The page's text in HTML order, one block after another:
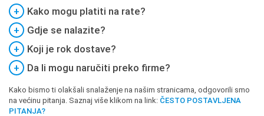
+
Kako mogu platiti na rate?
+
Gdje se nalazite?
+
Koji je rok dostave?
+
Da li mogu naručiti preko firme?
Kako bismo ti olakšali snalaženje na našim stranicama, odgovorili smo
na većinu pitanja. Saznaj više klikom na link: ČESTO POSTAVLJENA
PITANJA?